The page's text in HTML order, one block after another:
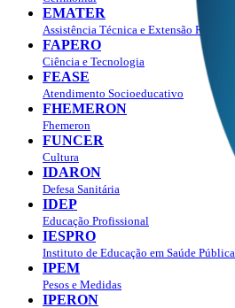
EMATER
Assistência Técnica e Extensão Rural
FAPERO
Ciência e Tecnologia
FEASE
Atendimento Socioeducativo
FHEMERON
Fhemeron
FUNCER
Cultura
IDARON
Defesa Sanitária
IDEP
Educação Profissional
IESPRO
Instituto de Educação em Saúde Pública
IPEM
Pesos e Medidas
IPERON